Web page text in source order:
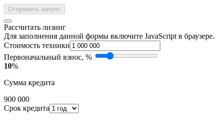
Отправить запрос
Рассчитать лизинг
Для заполнения данной формы включите JavaScript в браузере.
Стоимость техники
Первоначальный взнос, %
10%
Сумма кредита
900 000
Срок кредита